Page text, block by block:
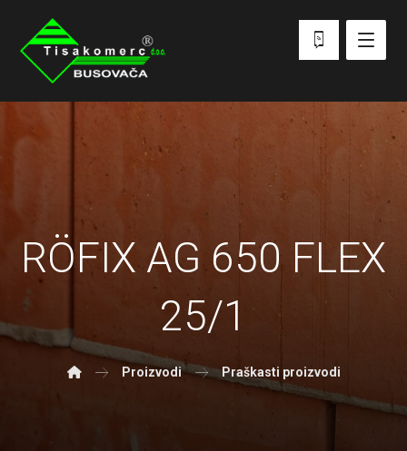
RÖFIX AG 650 FLEX
25/1
Proizvodi Praškasti proizvodi